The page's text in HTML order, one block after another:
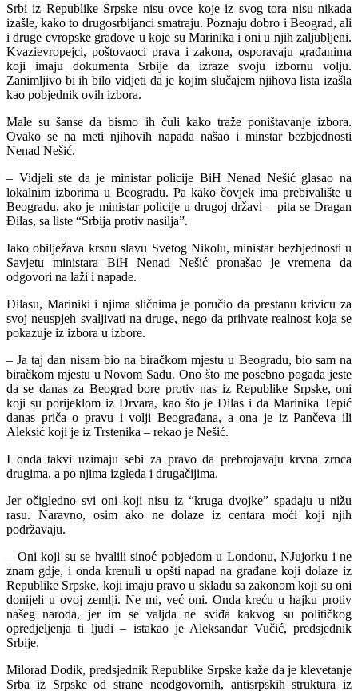
Srbi iz Republike Srpske nisu ovce koje iz svog tora nisu nikada
izašle, kako to drugosrbijanci smatraju. Poznaju dobro i Beograd, ali
i druge evropske gradove u koje su Marinika i oni u njih zaljubljeni.
Kvazievropejci, poštovaoci prava i zakona, osporavaju građanima
koji imaju dokumenta Srbije da izraze svoju izbornu volju.
Zanimljivo bi ih bilo vidjeti da je kojim slučajem njihova lista izašla
kao pobjednik ovih izbora.
Male su šanse da bismo ih čuli kako traže poništavanje izbora.
Ovako se na meti njihovih napada našao i minstar bezbjednosti
Nenad Nešić.
– Vidjeli ste da je ministar policije BiH Nenad Nešić glasao na
lokalnim izborima u Beogradu. Pa kako čovjek ima prebivalište u
Beogradu, ako je ministar policije u drugoj državi – pita se Dragan
Đilas, sa liste “Srbija protiv nasilja”.
Iako obilježava krsnu slavu Svetog Nikolu, ministar bezbjednosti u
Savjetu ministara BiH Nenad Nešić pronašao je vremena da
odgovori na laži i napade.
Đilasu, Mariniki i njima sličnima je poručio da prestanu krivicu za
svoj neuspjeh svaljivati na druge, nego da prihvate realnost koja se
pokazuje iz izbora u izbore.
– Ja taj dan nisam bio na biračkom mjestu u Beogradu, bio sam na
biračkom mjestu u Novom Sadu. Ono što me posebno pogađa jeste
da se danas za Beograd bore protiv nas iz Republike Srpske, oni
koji su porijeklom iz Drvara, kao što je Đilas i da Marinika Tepić
danas priča o pravu i volji Beograđana, a ona je iz Pančeva ili
Aleksić koji je iz Trstenika – rekao je Nešić.
I onda takvi uzimaju sebi za pravo da prebrojavaju krvna zrnca
drugima, a po njima izgleda i drugačijima.
Jer očigledno svi oni koji nisu iz “kruga dvojke” spadaju u nižu
rasu. Naravno, osim ako ne dolaze iz centara moći koji njih
podržavaju.
– Oni koji su se hvalili sinoć pobjedom u Londonu, NJujorku i ne
znam gdje, i onda krenuli u opšti napad na građane koji dolaze iz
Republike Srpske, koji imaju pravo u skladu sa zakonom koji su oni
donijeli u ovoj zemlji. Ne mi, već oni. Onda kreću u hajku protiv
našeg naroda, jer im se valjda ne sviđa kakvog su političkog
opredjeljenja ti ljudi – istakao je Aleksandar Vučić, predsjednik
Srbije.
Milorad Dodik, predsjednik Republike Srpske kaže da je klevetanje
Srba iz Srpske od strane neodgovornih, antisrpskih struktura iz